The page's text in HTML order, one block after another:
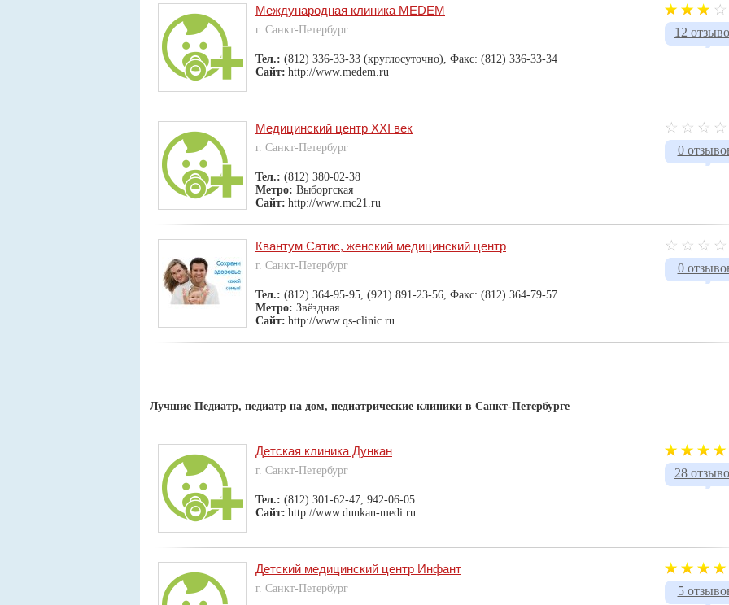
12
Международная клиника MEDEM
г. Санкт-Петербург
Тел.: (812) 336-33-33 (круглосуточно), Факс: (812) 336-33-34
Сайт: http://www.medem.ru
0
Медицинский центр XXI век
г. Санкт-Петербург
Тел.: (812) 380-02-38
Метро: Выборгская
Сайт: http://www.mc21.ru
0
Квантум Сатис, женский медицинский центр
г. Санкт-Петербург
Тел.: (812) 364-95-95, (921) 891-23-56, Факс: (812) 364-79-57
Метро: Звёздная
Сайт: http://www.qs-clinic.ru
Лучшие Педиатр, педиатр на дом, педиатрические клиники в Санкт-Петербурге
28
Детская клиника Дункан
г. Санкт-Петербург
Тел.: (812) 301-62-47, 942-06-05
Сайт: http://www.dunkan-medi.ru
5
Детский медицинский центр Инфант
г. Санкт-Петербург